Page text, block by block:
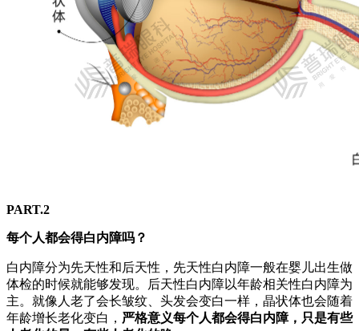
PART.2
每个人都会得白内障吗？
白内障分为先天性和后天性，先天性白内障一般在婴儿出生做
体检的时候就能够发现。后天性白内障以年龄相关性白内障为
主。就像人老了会长皱纹、头发会变白一样，晶状体也会随着
年龄增长老化变白， 严格意义每个人都会得白内障，只是有些